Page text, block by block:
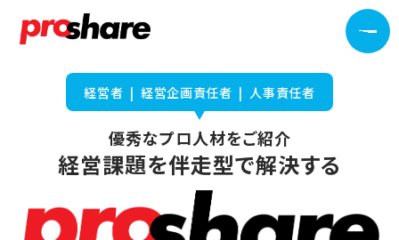
経営者 | 経営企画責任者 | 人事責任者
優秀なプロ人材をご紹介​
経営課題を伴走型で解決する